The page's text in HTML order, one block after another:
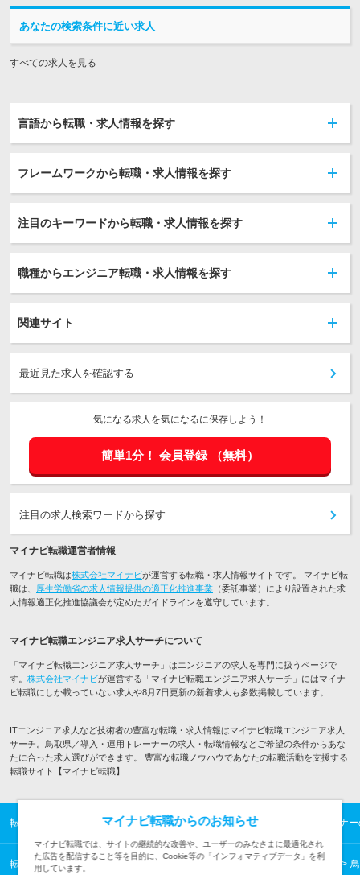
あなたの検索条件に近い求人
すべての求人を見る
言語から転職・求人情報を探す
フレームワークから転職・求人情報を探す
注目のキーワードから転職・求人情報を探す
職種からエンジニア転職・求人情報を探す
関連サイト
最近見た求人を確認する
気になる求人を気になるに保存しよう！
簡単1分！ 会員登録 （無料）
注目の求人検索ワードから探す
マイナビ転職運営者情報
マイナビ転職は株式会社マイナビが運営する転職・求人情報サイトです。 マイナビ転
職は、 厚生労働省の求人情報提供の適正化推進事業 （委託事業）により設置された求
人情報適正化推進協議会が定めたガイドラインを遵守しています。
マイナビ転職エンジニア求人サーチについて
「マイナビ転職エンジニア求人サーチ」はエンジニアの求人を専門に扱うページで
す。 株式会社マイナビが運営する「マイナビ転職エンジニア求人サーチ」にはマイナ
ビ転職にしか載っていない求人や8月7日更新の新着求人も多数掲載しています。
ITエンジニア求人など技術者の豊富な転職・求人情報はマイナビ転職エンジニア求人
サーチ。鳥取県／導入・運用トレーナーの求人・転職情報などご希望の条件からあな
たに合った求人選びができます。 豊富な転職ノウハウであなたの転職活動を支援する
転職サイト【マイナビ転職】
転職TOP ITエンジニアの転職・求人情報TOP 鳥取県／導入・運用トレーナ
転職TOP ITエンジニアの転職・求人情報TOP 中国の転職・求人情報一覧
マイナビ転職からのお知らせ
マイナビ転職では、サイトの継続的な改善や、ユーザーのみなさまに最適化され
た広告を配信すること等を目的に、Cookie等の「インフォマティブデータ」を利
用しています。